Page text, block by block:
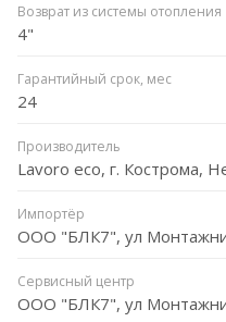
Возврат из системы отопления
4"
Гарантийный срок, мес
24
Производитель
Lavoro eco, г. Кострома,
Импортёр
ООО "БЛК7", ул
Сервисный центр
ООО "БЛК7", ул